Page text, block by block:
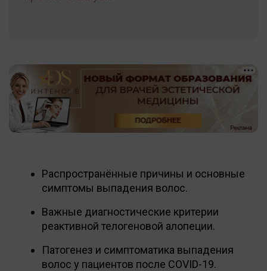
Распространённые причины и основные
симптомы выпадения волос.
Важные диагностические критерии
реактивной телогеновой алопеции.
Патогенез и симптоматика выпадения
волос у пациентов после COVID-19.